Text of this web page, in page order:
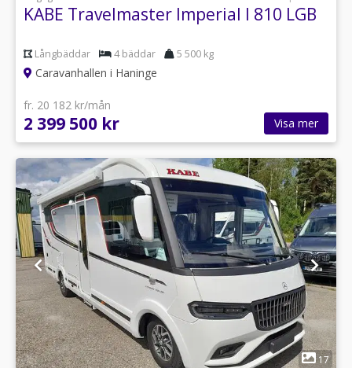
KABE Travelmaster Imperial I 810 LGB
Långbäddar 4 bäddar 5 500 kg
Caravanhallen i Haninge
fr. 20 182 kr/mån
2 399 500 kr Visa mer
1
17